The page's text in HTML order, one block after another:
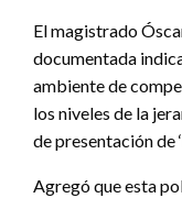
El magistrado
documentada
ambiente de
los niveles de la
de presentación de
Agregó que esta